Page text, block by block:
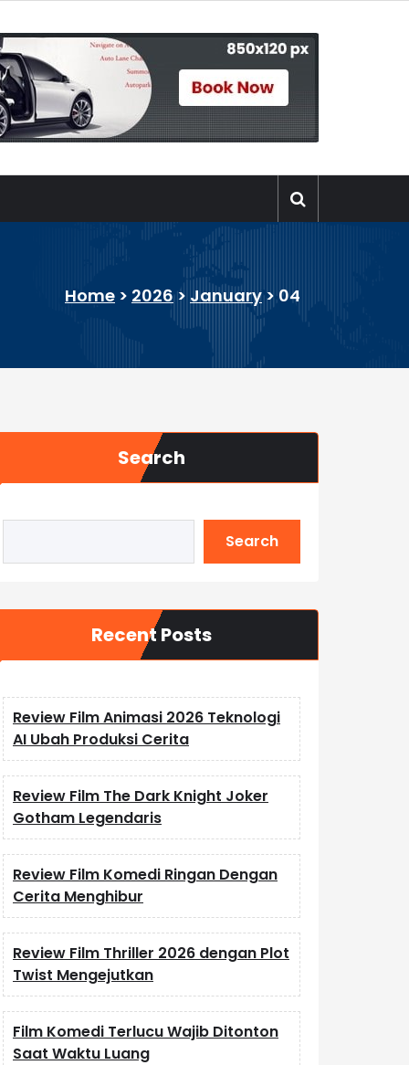
Home > 2026> January>04
Search
Search
Recent Posts
Review Film Animasi 2026 Teknologi
AI Ubah Produksi Cerita
Review Film The Dark Knight Joker
Gotham Legendaris
Review Film Komedi Ringan Dengan
Cerita Menghibur
Review Film Thriller 2026 dengan Plot
Twist Mengejutkan
Film Komedi Terlucu Wajib Ditonton
Saat Waktu Luang